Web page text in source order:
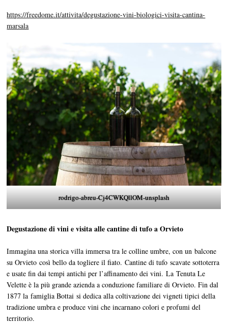
https://freedome.it/attivita/degustazione-vini-biologici-visita-cantina-
marsala
rodrigo-abreu-Cj4CWKQllOM-unsplash
Degustazione di vini e visita alle cantine di tufo a Orvieto
Immagina una storica villa immersa tra le colline umbre, con un balcone
su Orvieto così bello da togliere il fiato. Cantine di tufo scavate sottoterra
e usate fin dai tempi antichi per l’affinamento dei vini. La Tenuta Le
Velette è la più grande azienda a conduzione familiare di Orvieto. Fin dal
1877 la famiglia Bottai si dedica alla coltivazione dei vigneti tipici della
tradizione umbra e produce vini che incarnano colori e profumi del
territorio.